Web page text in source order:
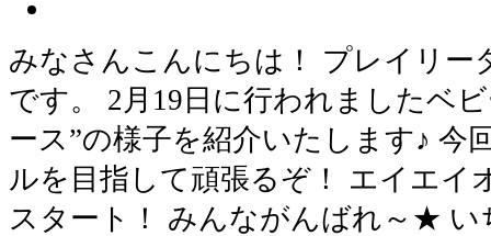
みなさんこんにちは！ プレイリー
です。 2月19日に行われましたベ
ース”の様子を紹介いたします♪ 今
ルを目指して頑張るぞ！ エイエイ
スタート！ みんながんばれ～★ い